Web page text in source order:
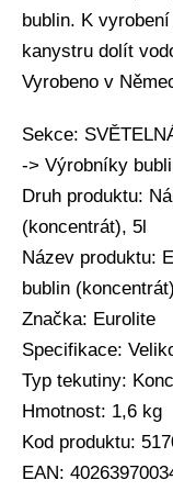
bublin. K
kanystru dolít
Vyrobeno v
Sekce:
-> Výrobníky
Druh produktu:
(koncentrát), 5l
Název produktu:
bublin
Značka: Eurolite
Specifikace:
Typ tekutiny:
Hmotnost: 1,6 kg
Kod produktu:
EAN: